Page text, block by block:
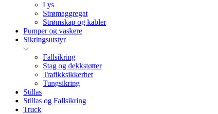
Lys
Strømaggregat
Strømskap og kabler
Pumper og vaskere
Sikringsutstyr
Fallsikring
Stag og dekkstøtter
Trafikksikkerhet
Tungsikring
Stillas
Stillas og Fallsikring
Truck